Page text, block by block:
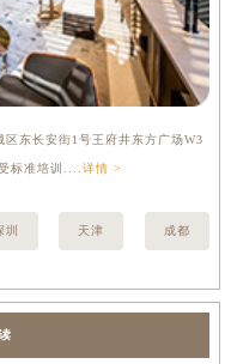
东长安街1号王府井东方广场W3
标准培训.... 详情 >
圳 天津 成都